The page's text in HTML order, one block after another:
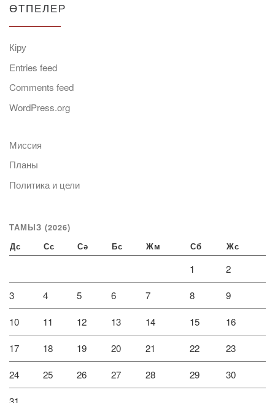
ӨТПЕЛЕР
Кіру
Entries feed
Comments feed
WordPress.org
Миссия
Планы
Политика и цели
ТАМЫЗ (2026)
Дс Сс Сә Бс Жм Сб Жс
1 2
3 4 5 6 7 8 9
10 11 12 13 14 15 16
17 18 19 20 21 22 23
24 25 26 27 28 29 30